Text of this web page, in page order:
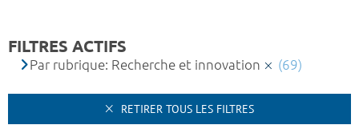
FILTRES ACTIFS
Par rubrique: Recherche et innovation (69)
RETIRER TOUS LES FILTRES